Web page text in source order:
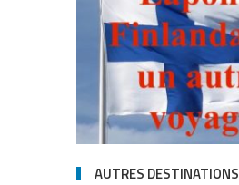
AUTRES DESTINATIONS